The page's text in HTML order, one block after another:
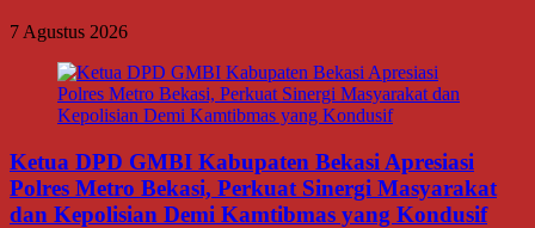
7 Agustus 2026
Ketua DPD GMBI Kabupaten Bekasi Apresiasi
Polres Metro Bekasi, Perkuat Sinergi Masyarakat
dan Kepolisian Demi Kamtibmas yang Kondusif